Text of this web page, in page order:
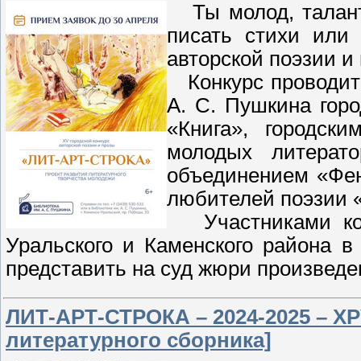
Ты молод,
писать стихи или
авторской поэзии
Конкурс
А. С. Пушкина
«Книга»,
молодых
объединением
любителей поэзии
Участниками
Уральского и Каменского района
представить на суд жюри
ЛИТ-АРТ-СТРОКА – 2024-2025 –
литературного сборника]